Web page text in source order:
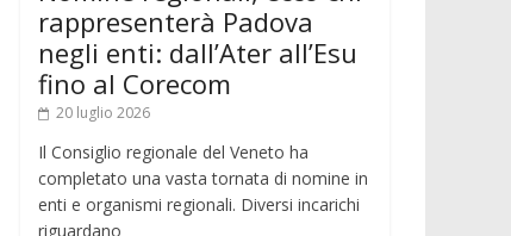
rappresenterà Padova
negli enti: dall’Ater all’Esu
fino al Corecom
20 luglio 2026
Il Consiglio regionale del Veneto ha
completato una vasta tornata di nomine in
enti e organismi regionali. Diversi incarichi
riguardano